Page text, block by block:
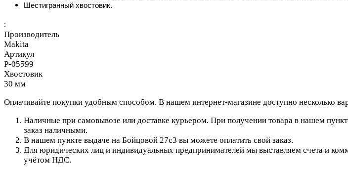
Шестигранный хвостовик.
:
Производитель
Makita
Артикул
P-05599
Хвостовик
30 мм
Оплачивайте покупки удобным способом. В нашем интернет-магазине доступно несколько
Наличные при самовывозе или доставке курьером. При получении товара в нашем
заказ наличными.
В нашем пункте выдаче на Бойцовой 27с3 вы можете оплатить свой заказ.
Для юридических лиц и индивидуальных предпринимателей мы выставляем счета и
учётом НДС.